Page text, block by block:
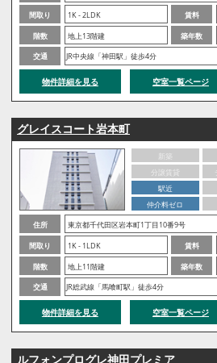
間取り
1K - 2LDK 賃料
階数
地上13階建 築年数
交通
JR中央線「神田駅」徒歩4分
物件詳細を見る 空室一覧ページ
グレイスコート岩本町
新築
分譲賃貸
駅近
仲介料ゼロ
住所
東京都千代田区岩本町1丁目10番9号
間取り
1K - 1LDK 賃料
階数
地上11階建 築年数
交通
JR総武線「馬喰町駅」徒歩4分
物件詳細を見る 空室一覧ページ
ルフォンプログレ神田プレミア